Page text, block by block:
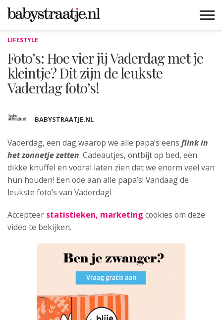
LIFESTYLE
Foto’s: Hoe vier jij Vaderdag met je
kleintje? Dit zijn de leukste
Vaderdag foto’s!
BABYSTRAATJE.NL
Vaderdag, een dag waarop we alle papa’s eens flink in
het zonnetje zetten. Cadeautjes, ontbijt op bed, een
dikke knuffel en vooral laten zien dat we enorm veel van
hun houden! Een ode aan alle papa’s! Vandaag de
leukste foto’s van Vaderdag!
Accepteer statistieken, marketing cookies om deze
video te bekijken.